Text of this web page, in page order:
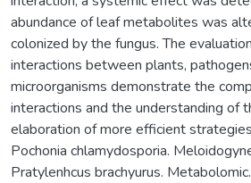
abundance of leaf metabolites was
colonized by the fungus. The
interactions between plants,
microorganisms demonstrate the
interactions and the understanding of
elaboration of more efficient
Pochonia chlamydosporia.
Pratylenhcus brachyurus.